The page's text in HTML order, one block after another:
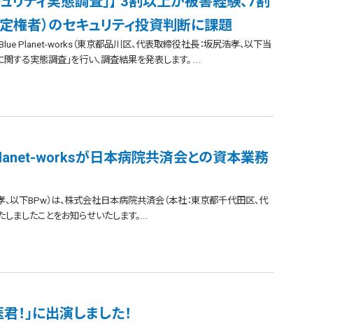
者）のセキュリティ投資判断に課題
Planet-works（東京都品川区、代表取締役社長：坂尻浩孝、以下当
する実態調査」を行い、調査結果を発表します。 ...
worksが日本病院共済会との資本業務
下BPw）は、株式会社日本病院共済会（本社：東京都千代田区、代
したことをお知らせいたします。...
！」に出演しました！